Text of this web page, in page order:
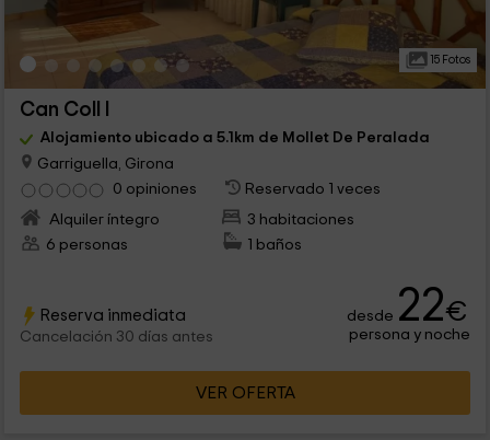
15 Fotos
Can Coll I
Alojamiento ubicado a 5.1km de Mollet De Peralada
Garriguella, Girona
0 opiniones
Reservado 1 veces
Alquiler íntegro
3 habitaciones
6 personas
1 baños
Reserva inmediata
Cancelación 30 días antes
desde 22€
persona y noche
VER OFERTA